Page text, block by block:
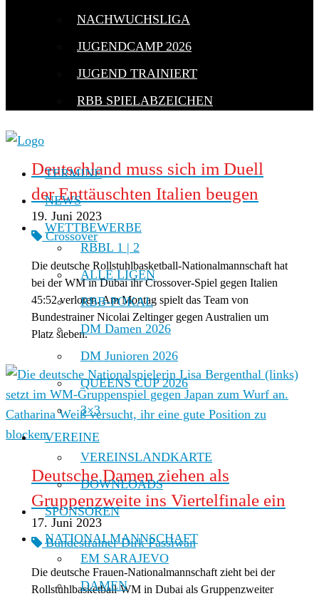
NACHWUCHSLIGA
JUGENDCAMP 2026
JUGEND TRAINIERT
RBB SPIELABZEICHEN
TERMINE
NEWS
WETTBEWERBE
RBBL 1 | 2
ALLE LIGEN
RBB-POKAL
DM Damen 2026
DM Junioren 2026
QUEENS CUP 2026
3×3
VEREINE
VEREINSLANDKARTE
DOWNLOADS
SPONSOREN
NATIONALMANNSCHAFT
EM SARAJEVO
DAMEN
Deutschland muss sich im Duell
der Enttäuschten Italien beugen
19. Juni 2023
Crossover
Die deutsche Rollstuhlbasketball-Nationalmannschaft hat
bei der WM in Dubai ihr Crossover-Spiel gegen Italien
45:52 verloren. Am Montag spielt das Team von
Bundestrainer Nicolai Zeltinger gegen Australien um
Platz sieben.
Deutsche Damen ziehen als
Gruppenzweite ins Viertelfinale ein
17. Juni 2023
Bundestrainer Dirk Passiwan
Die deutsche Frauen-Nationalmannschaft zieht bei der
Rollstuhlbasketball-WM in Dubai als Gruppenzweiter